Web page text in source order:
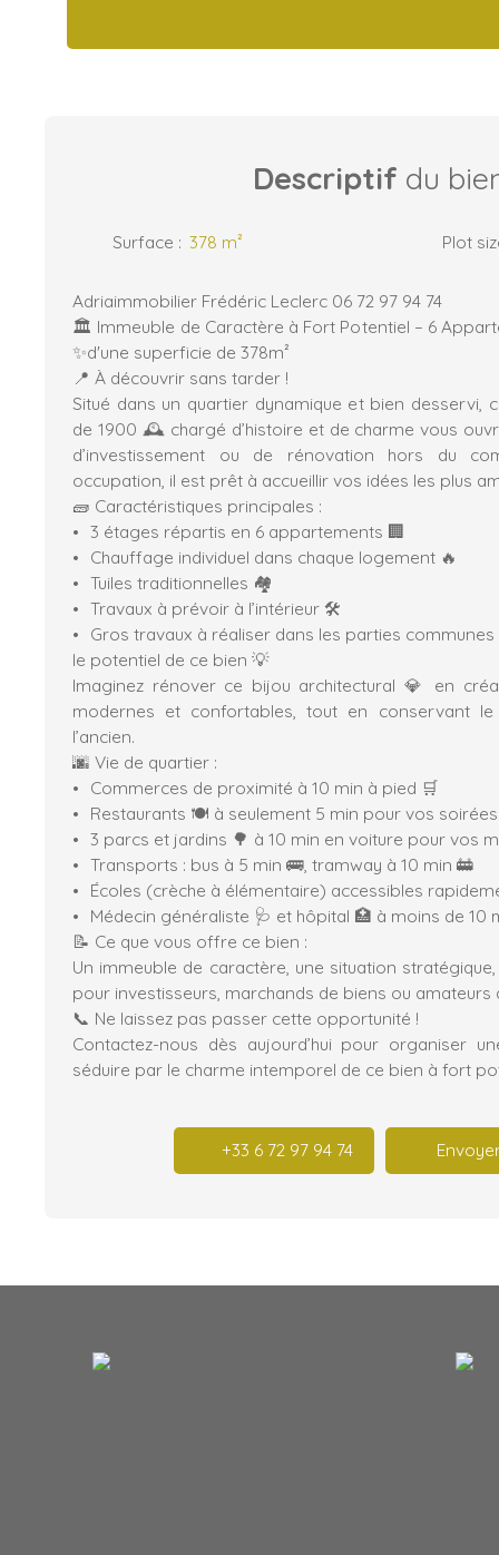
Descriptif du
Surface : 378 m² Plot
Adriaimmobilier Frédéric Leclerc 06 72 97 94 74
🏛️ Immeuble de Caractère à Fort Potentiel – 6
✨d'une superficie de 378m²
📍 À découvrir sans tarder !
Situé dans un quartier dynamique et bien desservi,
de 1900 🕰️ chargé d’histoire et de charme vous
d’investissement ou de rénovation hors du
occupation, il est prêt à accueillir vos idées les plus
🧱 Caractéristiques principales :
3 étages répartis en 6 appartements 🏢
Chauffage individuel dans chaque logement 🔥
Tuiles traditionnelles 🏘️
Travaux à prévoir à l’intérieur 🛠️
Gros travaux à réaliser dans les parties
le potentiel de ce bien 💡
Imaginez rénover ce bijou architectural 💎 en
modernes et confortables, tout en conservant le
l’ancien.
🌆 Vie de quartier :
Commerces de proximité à 10 min à pied 🛒
Restaurants 🍽️ à seulement 5 min pour vos
3 parcs et jardins 🌳 à 10 min en voiture pour vos
Transports : bus à 5 min 🚌, tramway à 10 min 🚋
Écoles (crèche à élémentaire) accessibles
Médecin généraliste 🩺 et hôpital 🏥 à moins de 10
📝 Ce que vous offre ce bien :
Un immeuble de caractère, une situation
pour investisseurs, marchands de biens ou amateurs
📞 Ne laissez pas passer cette opportunité !
Contactez-nous dès aujourd’hui pour organiser
séduire par le charme intemporel de ce bien à fort
+33 6 72 97 94 74